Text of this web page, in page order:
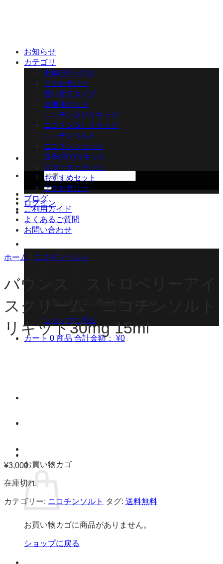
検
索
対
象:
ログイン
ショップに戻る
カート 0 商品 合計金額： ¥0
お買い物カゴ
お買い物カゴに商品がありません。
ショップに戻る
お知らせ
カテゴリ
本体(デバイス)
アクセサリー
使い捨てタイプ
交換用ポッド
ニコチン入りリキッド
ニコチンなしリキッド
ニコチンソルト
ニコチンショット
自作(DIY)リキッド
スターターキット
おすすめセット
アクセサリー
ブログ
ご利用ガイド
よくあるご質問
お問い合わせ
ホーム ニコチンソルト
バウンス ストロベリーアイ
スクリーム ニコチンソルト
リキッド30mg 15ml
¥3,000
在庫切れ
カテゴリー: ニコチンソルト タグ: 送料無料